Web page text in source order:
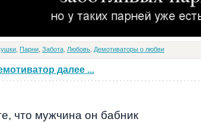
Парни Забота Любовь Демотиваторы о любви
далее ...
что мужчина он бабник